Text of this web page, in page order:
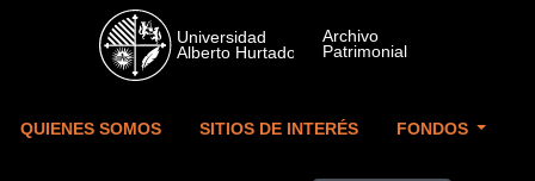
Skip to main content
QUIENES SOMOS SITIOS DE INTERÉS FONDOS